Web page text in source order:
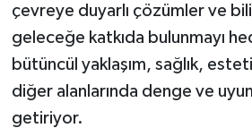
çevreye duyarlı çözümler ve
geleceğe katkıda bulunmayı
bütüncül yaklaşım, sağlık,
diğer alanlarında denge ve
getiriyor.